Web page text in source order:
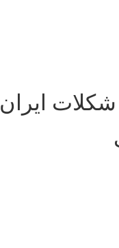
شکلات ایران